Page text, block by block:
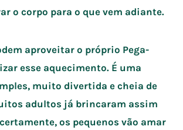
o corpo para o que vem adiante.
aproveitar o próprio Pega-
esse aquecimento. É uma
muito divertida e cheia de
adultos já brincaram assim
os pequenos vão amar